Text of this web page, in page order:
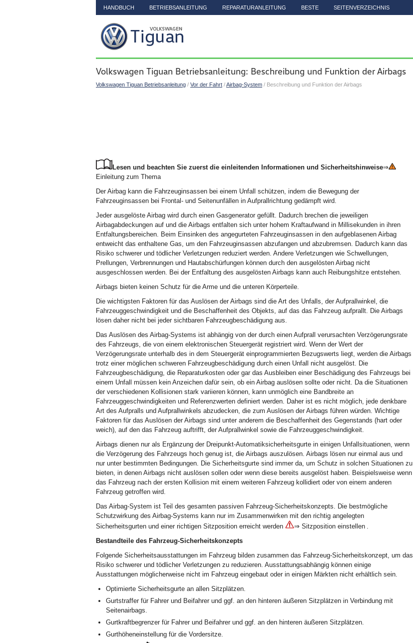
HANDBUCH BETRIEBSANLEITUNG REPARATURANLEITUNG BESTE SEITENVERZEICHNIS
Volkswagen Tiguan Betriebsanleitung: Beschreibung und Funktion der Airbags
Volkswagen Tiguan Betriebsanleitung / Vor der Fahrt /Airbag-System / Beschreibung und Funktion der Airbags
Lesen und beachten Sie zuerst die einleitenden Informationen und Sicherheitshinweise⇒
Einleitung zum Thema
Der Airbag kann die Fahrzeuginsassen bei einem Unfall schützen, indem die Bewegung der
Fahrzeuginsassen bei Frontal- und Seitenunfällen in Aufprallrichtung gedämpft wird.
Jeder ausgelöste Airbag wird durch einen Gasgenerator gefüllt. Dadurch brechen die jeweiligen
Airbagabdeckungen auf und die Airbags entfalten sich unter hohem Kraftaufwand in Millisekunden in ihren
Entfaltungsbereichen. Beim Einsinken des angegurteten Fahrzeuginsassen in den aufgeblasenen Airbag
entweicht das enthaltene Gas, um den Fahrzeuginsassen abzufangen und abzubremsen. Dadurch kann das
Risiko schwerer und tödlicher Verletzungen reduziert werden. Andere Verletzungen wie Schwellungen,
Prellungen, Verbrennungen und Hautabschürfungen können durch den ausgelösten Airbag nicht
ausgeschlossen werden. Bei der Entfaltung des ausgelösten Airbags kann auch Reibungshitze entstehen.
Airbags bieten keinen Schutz für die Arme und die unteren Körperteile.
Die wichtigsten Faktoren für das Auslösen der Airbags sind die Art des Unfalls, der Aufprallwinkel, die
Fahrzeuggeschwindigkeit und die Beschaffenheit des Objekts, auf das das Fahrzeug aufprallt. Die Airbags
lösen daher nicht bei jeder sichtbaren Fahrzeugbeschädigung aus.
Das Auslösen des Airbag-Systems ist abhängig von der durch einen Aufprall verursachten Verzögerungsrate
des Fahrzeugs, die von einem elektronischen Steuergerät registriert wird. Wenn der Wert der
Verzögerungsrate unterhalb des in dem Steuergerät einprogrammierten Bezugswerts liegt, werden die Airbags
trotz einer möglichen schweren Fahrzeugbeschädigung durch einen Unfall nicht ausgelöst. Die
Fahrzeugbeschädigung, die Reparaturkosten oder gar das Ausbleiben einer Beschädigung des Fahrzeugs bei
einem Unfall müssen kein Anzeichen dafür sein, ob ein Airbag auslösen sollte oder nicht. Da die Situationen
der verschiedenen Kollisionen stark variieren können, kann unmöglich eine Bandbreite an
Fahrzeuggeschwindigkeiten und Referenzwerten definiert werden. Daher ist es nicht möglich, jede denkbare
Art des Aufpralls und Aufprallwinkels abzudecken, die zum Auslösen der Airbags führen würden. Wichtige
Faktoren für das Auslösen der Airbags sind unter anderem die Beschaffenheit des Gegenstands (hart oder
weich), auf den das Fahrzeug auftrifft, der Aufprallwinkel sowie die Fahrzeuggeschwindigkeit.
Airbags dienen nur als Ergänzung der Dreipunkt-Automatiksicherheitsgurte in einigen Unfallsituationen, wenn
die Verzögerung des Fahrzeugs hoch genug ist, die Airbags auszulösen. Airbags lösen nur einmal aus und
nur unter bestimmten Bedingungen. Die Sicherheitsgurte sind immer da, um Schutz in solchen Situationen zu
bieten, in denen Airbags nicht auslösen sollen oder wenn diese bereits ausgelöst haben. Beispielsweise wenn
das Fahrzeug nach der ersten Kollision mit einem weiteren Fahrzeug kollidiert oder von einem anderen
Fahrzeug getroffen wird.
Das Airbag-System ist Teil des gesamten passiven Fahrzeug-Sicherheitskonzepts. Die bestmögliche
Schutzwirkung des Airbag-Systems kann nur im Zusammenwirken mit den richtig angelegten
Sicherheitsgurten und einer richtigen Sitzposition erreicht werden
⇒ Sitzposition einstellen .
Bestandteile des Fahrzeug-Sicherheitskonzepts
Folgende Sicherheitsausstattungen im Fahrzeug bilden zusammen das Fahrzeug-Sicherheitskonzept, um das
Risiko schwerer und tödlicher Verletzungen zu reduzieren. Ausstattungsabhängig können einige
Ausstattungen möglicherweise nicht im Fahrzeug eingebaut oder in einigen Märkten nicht erhältlich sein.
Optimierte Sicherheitsgurte an allen Sitzplätzen.
Gurtstraffer für Fahrer und Beifahrer und ggf. an den hinteren äußeren Sitzplätzen in Verbindung mit
Seitenairbags.
Gurtkraftbegrenzer für Fahrer und Beifahrer und ggf. an den hinteren äußeren Sitzplätzen.
Gurthöheneinstellung für die Vordersitze.